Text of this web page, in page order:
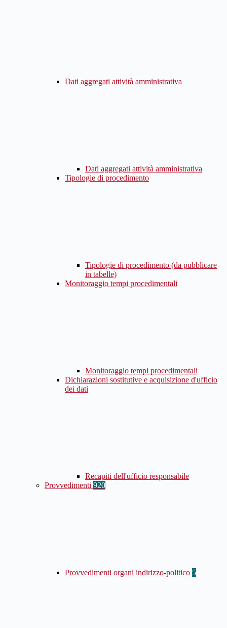
Dati aggregati attività amministrativa
Dati aggregati attività amministrativa
Tipologie di procedimento
Tipologie di procedimento (da pubblicare
in tabelle)
Monitoraggio tempi procedimentali
Monitoraggio tempi procedimentali
Dichiarazioni sostitutive e acquisizione d'ufficio
dei dati
Recapiti dell'ufficio responsabile
Provvedimenti 920
Provvedimenti organi indirizzo-politico 5